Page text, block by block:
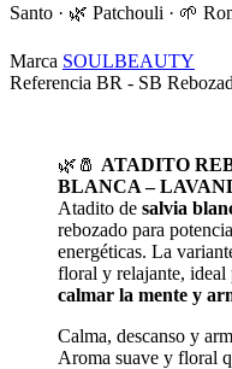
Santo · 🌿 Patchouli · 🌱
Marca SOULBEAUTY
Referencia BR - SB
🌿🧂 ATADITO
BLANCA –
Atadito de salvia
rebozado para
energéticas. La
floral y relajante, ideal
calmar la mente y
Calma, descanso y
Aroma suave y floral